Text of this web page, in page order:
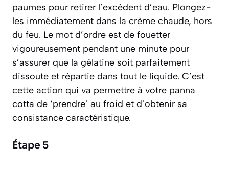
paumes pour retirer l’excédent d’eau. Plongez-
les immédiatement dans la crème chaude, hors
du feu. Le mot d’ordre est de fouetter
vigoureusement pendant une minute pour
s’assurer que la gélatine soit parfaitement
dissoute et répartie dans tout le liquide. C’est
cette action qui va permettre à votre panna
cotta de ‘prendre’ au froid et d’obtenir sa
consistance caractéristique.
Étape 5